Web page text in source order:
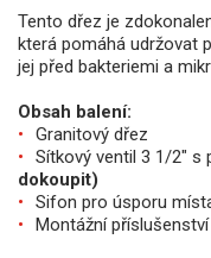
Tento dřez je
která pomáhá udržovat
jej před bakteriemi a
Obsah balení:
Granitový dřez
Sítkový ventil 3 1/2" s
dokoupit)
Sifon pro úsporu
Montážní příslušenství